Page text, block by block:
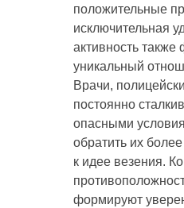
положительные
исключительная
активность также
уникальный
Врачи,
постоянно
опасными
обратить их
к идее везения.
формируют